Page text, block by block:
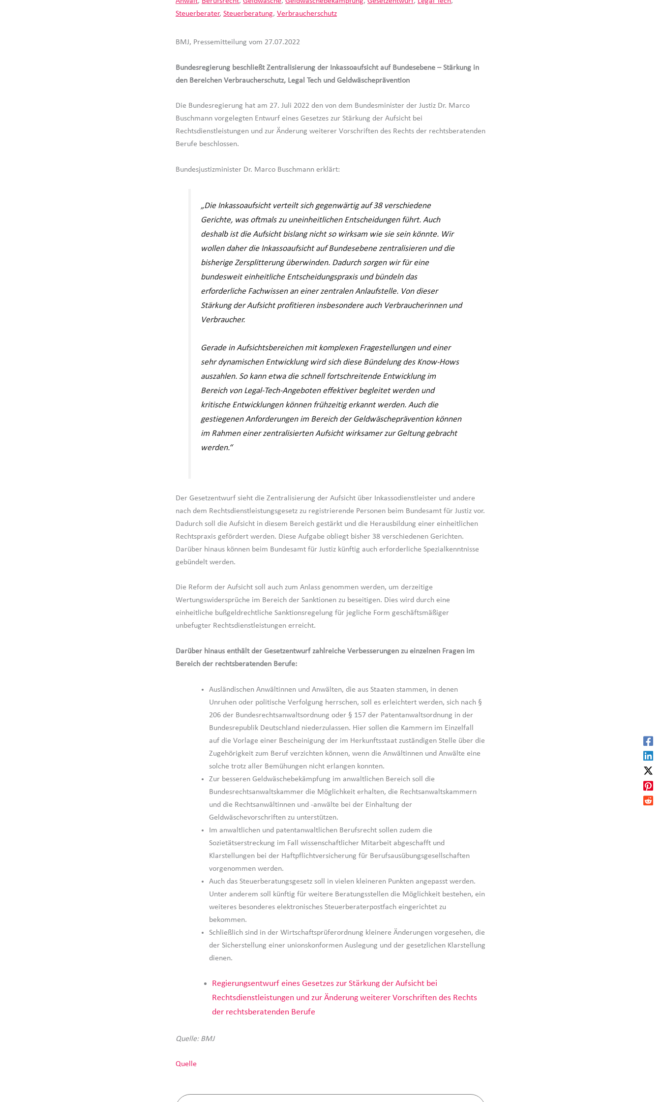
Steuerberater, Steuerberatung, Verbraucherschutz
BMJ, Pressemitteilung vom 27.07.2022
Bundesregierung beschließt Zentralisierung der Inkassoaufsicht auf Bundesebene – Stärkung in
den Bereichen Verbraucherschutz, Legal Tech und Geldwäscheprävention
Die Bundesregierung hat am 27. Juli 2022 den von dem Bundesminister der Justiz Dr. Marco
Buschmann vorgelegten Entwurf eines Gesetzes zur Stärkung der Aufsicht bei
Rechtsdienstleistungen und zur Änderung weiterer Vorschriften des Rechts der rechtsberatenden
Berufe beschlossen.
Bundesjustizminister Dr. Marco Buschmann erklärt:
„Die Inkassoaufsicht verteilt sich gegenwärtig auf 38 verschiedene
Gerichte, was oftmals zu uneinheitlichen Entscheidungen führt. Auch
deshalb ist die Aufsicht bislang nicht so wirksam wie sie sein könnte. Wir
wollen daher die Inkassoaufsicht auf Bundesebene zentralisieren und die
bisherige Zersplitterung überwinden. Dadurch sorgen wir für eine
bundesweit einheitliche Entscheidungspraxis und bündeln das
erforderliche Fachwissen an einer zentralen Anlaufstelle. Von dieser
Stärkung der Aufsicht profitieren insbesondere auch Verbraucherinnen und
Verbraucher.
Gerade in Aufsichtsbereichen mit komplexen Fragestellungen und einer
sehr dynamischen Entwicklung wird sich diese Bündelung des Know-Hows
auszahlen. So kann etwa die schnell fortschreitende Entwicklung im
Bereich von Legal-Tech-Angeboten effektiver begleitet werden und
kritische Entwicklungen können frühzeitig erkannt werden. Auch die
gestiegenen Anforderungen im Bereich der Geldwäscheprävention können
im Rahmen einer zentralisierten Aufsicht wirksamer zur Geltung gebracht
werden.“
Der Gesetzentwurf sieht die Zentralisierung der Aufsicht über Inkassodienstleister und andere
nach dem Rechtsdienstleistungsgesetz zu registrierende Personen beim Bundesamt für Justiz vor.
Dadurch soll die Aufsicht in diesem Bereich gestärkt und die Herausbildung einer einheitlichen
Rechtspraxis gefördert werden. Diese Aufgabe obliegt bisher 38 verschiedenen Gerichten.
Darüber hinaus können beim Bundesamt für Justiz künftig auch erforderliche Spezialkenntnisse
gebündelt werden.
Die Reform der Aufsicht soll auch zum Anlass genommen werden, um derzeitige
Wertungswidersprüche im Bereich der Sanktionen zu beseitigen. Dies wird durch eine
einheitliche bußgeldrechtliche Sanktionsregelung für jegliche Form geschäftsmäßiger
unbefugter Rechtsdienstleistungen erreicht.
Darüber hinaus enthält der Gesetzentwurf zahlreiche Verbesserungen zu einzelnen Fragen im
Bereich der rechtsberatenden Berufe:
Ausländischen Anwältinnen und Anwälten, die aus Staaten stammen, in denen
Unruhen oder politische Verfolgung herrschen, soll es erleichtert werden, sich nach §
206 der Bundesrechtsanwaltsordnung oder § 157 der Patentanwaltsordnung in der
Bundesrepublik Deutschland niederzulassen. Hier sollen die Kammern im Einzelfall
auf die Vorlage einer Bescheinigung der im Herkunftsstaat zuständigen Stelle über die
Zugehörigkeit zum Beruf verzichten können, wenn die Anwältinnen und Anwälte eine
solche trotz aller Bemühungen nicht erlangen konnten.
Zur besseren Geldwäschebekämpfung im anwaltlichen Bereich soll die
Bundesrechtsanwaltskammer die Möglichkeit erhalten, die Rechtsanwaltskammern
und die Rechtsanwältinnen und -anwälte bei der Einhaltung der
Geldwäschevorschriften zu unterstützen.
Im anwaltlichen und patentanwaltlichen Berufsrecht sollen zudem die
Sozietätserstreckung im Fall wissenschaftlicher Mitarbeit abgeschafft und
Klarstellungen bei der Haftpflichtversicherung für Berufsausübungsgesellschaften
vorgenommen werden.
Auch das Steuerberatungsgesetz soll in vielen kleineren Punkten angepasst werden.
Unter anderem soll künftig für weitere Beratungsstellen die Möglichkeit bestehen, ein
weiteres besonderes elektronisches Steuerberaterpostfach eingerichtet zu
bekommen.
Schließlich sind in der Wirtschaftsprüferordnung kleinere Änderungen vorgesehen, die
der Sicherstellung einer unionskonformen Auslegung und der gesetzlichen Klarstellung
dienen.
Regierungsentwurf eines Gesetzes zur Stärkung der Aufsicht bei
Rechtsdienstleistungen und zur Änderung weiterer Vorschriften des Rechts
der rechtsberatenden Berufe
Quelle: BMJ
Quelle